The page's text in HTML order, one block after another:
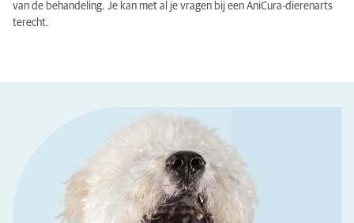
van de behandeling. Je kan met al je vragen bij een AniCura-dierenarts
terecht.